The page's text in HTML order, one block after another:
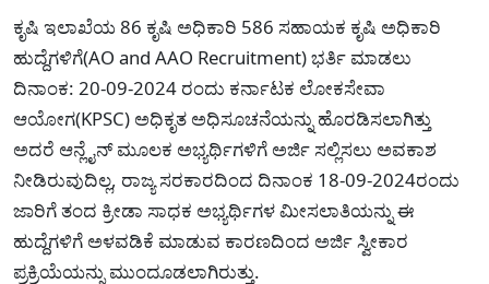
ಕೃಷಿ ಇಲಾಖೆಯ 86 ಕೃಷಿ ಅಧಿಕಾರಿ 586 ಸಹಾಯಕ ಕೃಷಿ ಅಧಿಕಾರಿ
ಹುದ್ದೆಗಳಿಗೆ(AO and AAO Recruitment) ಭರ್ತಿ ಮಾಡಲು
ದಿನಾಂಕ: 20-09-2024 ರಂದು ಕರ್ನಾಟಕ ಲೋಕಸೇವಾ
ಆಯೋಗ(KPSC) ಅಧಿಕೃತ ಅಧಿಸೂಚನೆಯನ್ನು ಹೊರಡಿಸಲಾಗಿತ್ತು
ಅದರೆ ಆನ್ಲೈನ್ ಮೂಲಕ ಅಭ್ಯರ್ಥಿಗಳಿಗೆ ಅರ್ಜಿ ಸಲ್ಲಿಸಲು ಅವಕಾಶ
ನೀಡಿರುವುದಿಲ್ಲ, ರಾಜ್ಯ ಸರಕಾರದಿಂದ ದಿನಾಂಕ 18-09-2024ರಂದು
ಜಾರಿಗೆ ತಂದ ಕ್ರೀಡಾ ಸಾಧಕ ಅಭ್ಯರ್ಥಿಗಳ ಮೀಸಲಾತಿಯನ್ನು ಈ
ಹುದ್ದೆಗಳಿಗೆ ಅಳವಡಿಕೆ ಮಾಡುವ ಕಾರಣದಿಂದ ಅರ್ಜಿ ಸ್ವೀಕಾರ
ಪ್ರಕ್ರಿಯೆಯನ್ನು ಮುಂದೂಡಲಾಗಿರುತ್ತು.